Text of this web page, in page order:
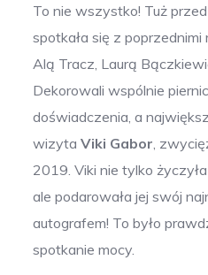
To nie wszystko! Tuż
spotkała się z
Alą Tracz, Laurą
Dekorowali wspólnie
doświadczenia, a
wizytaViki Gabor ,
2019. Viki nie tylko
ale podarowała jej swój
autografem! To było
spotkanie mocy.